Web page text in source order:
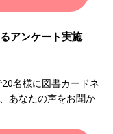
アンケート実施
名様に図書カードネ
あなたの声をお聞か